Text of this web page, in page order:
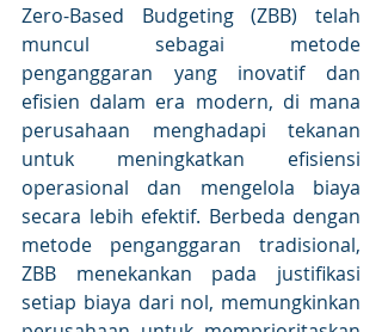
Zero-Based Budgeting (ZBB) telah
muncul sebagai metode
penganggaran yang inovatif dan
efisien dalam era modern, di mana
perusahaan menghadapi tekanan
untuk meningkatkan efisiensi
operasional dan mengelola biaya
secara lebih efektif. Berbeda dengan
metode penganggaran tradisional,
ZBB menekankan pada justifikasi
setiap biaya dari nol, memungkinkan